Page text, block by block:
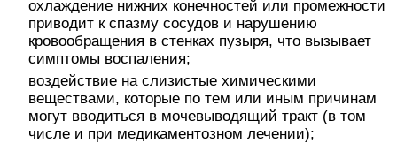
охлаждение нижних конечностей или промежности
приводит к спазму сосудов и нарушению
кровообращения в стенках пузыря, что вызывает
симптомы воспаления;
воздействие на слизистые химическими
веществами, которые по тем или иным причинам
могут вводиться в мочевыводящий тракт (в том
числе и при медикаментозном лечении);